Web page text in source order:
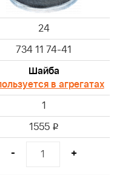
24
734 11 74-41
Шайба
в агрегатах
1
1555 i
- +